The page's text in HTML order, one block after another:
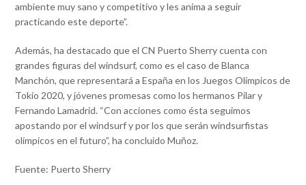
ambiente muy sano y competitivo y les anima a seguir
practicando este deporte”.
Además, ha destacado que el CN Puerto Sherry cuenta con
grandes figuras del windsurf, como es el caso de Blanca
Manchón, que representará a España en los Juegos Olímpicos de
Tokio 2020, y jóvenes promesas como los hermanos Pilar y
Fernando Lamadrid. “Con acciones como ésta seguimos
apostando por el windsurf y por los que serán windsurfistas
olímpicos en el futuro”, ha concluido Muñoz.
Fuente: Puerto Sherry